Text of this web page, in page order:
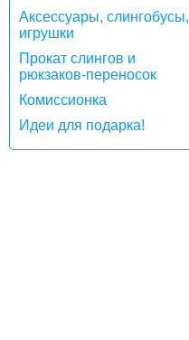
Аксессуары, слингобусы,
игрушки
Прокат слингов и
рюкзаков-переносок
Комиссионка
Идеи для подарка!